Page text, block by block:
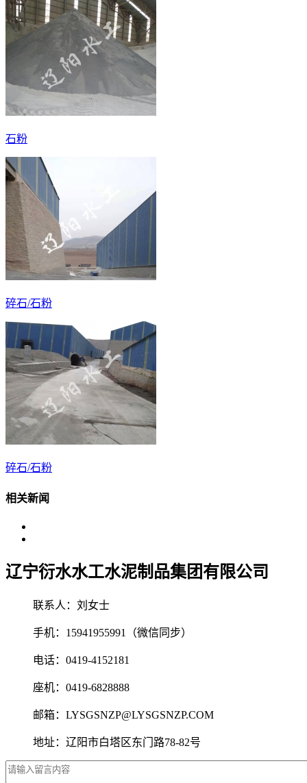
石粉
碎石/石粉
碎石/石粉
相关新闻
辽宁衍水水工水泥制品集团有限公司
联系人：刘女士
手机：15941955991（微信同步）
电话：0419-4152181
座机：0419-6828888
邮箱：LYSGSNZP@LYSGSNZP.COM
地址：辽阳市白塔区东门路78-82号